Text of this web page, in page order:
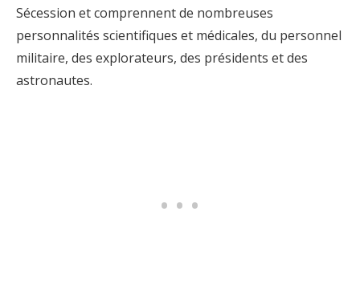
Sécession et comprennent de nombreuses
personnalités scientifiques et médicales, du personnel
militaire, des explorateurs, des présidents et des
astronautes.